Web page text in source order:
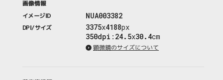
画像情報
イメージID
NUA003382
DPI/サイズ 3375x4188px
350dpi : 24.5x30.4cm
顕微鏡のサイズについて